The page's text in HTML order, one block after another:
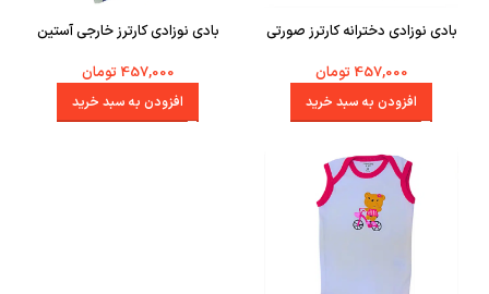
بادی نوزادی دخترانه کارترز صورتی
457,000 تومان
افزودن به سبد خرید
بادی نوزادی کارترز خارجی آستین
457,000 تومان
افزودن به سبد خرید